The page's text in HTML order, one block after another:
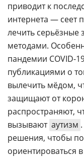
приводит к
интернета — сеет
лечить серьёзные
методами.
пандемии COVID-
публикациями о
вылечить мёдом,
защищают от
распространяют,
вызывают аутизм
решения, чтобы
ориентироваться